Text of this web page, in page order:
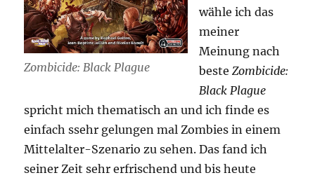
Zombicide: Black Plague
wähle ich das
meiner
Meinung nach
besteZombicide:
Black Plague
spricht mich thematisch an und ich finde es
einfach ssehr gelungen mal Zombies in einem
Mittelalter-Szenario zu sehen. Das fand ich
seiner Zeit sehr erfrischend und bis heute